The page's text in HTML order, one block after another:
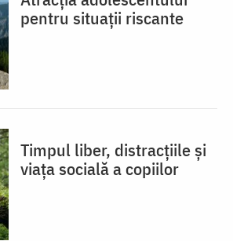
pentru situații riscante
Timpul liber, distracțiile și
viața socială a copiilor